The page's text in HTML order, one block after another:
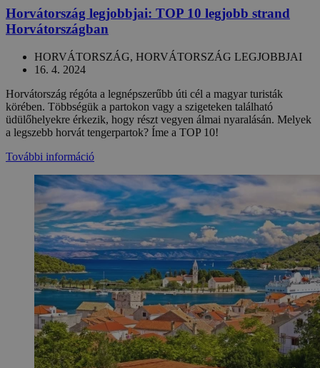
Horvátország legjobbjai: TOP 10 legjobb strand
Horvátországban
HORVÁTORSZÁG, HORVÁTORSZÁG LEGJOBBJAI
16. 4. 2024
Horvátország régóta a legnépszerűbb úti cél a magyar turisták
körében. Többségük a partokon vagy a szigeteken található
üdülőhelyekre érkezik, hogy részt vegyen álmai nyaralásán. Melyek
a legszebb horvát tengerpartok? Íme a TOP 10!
További információ